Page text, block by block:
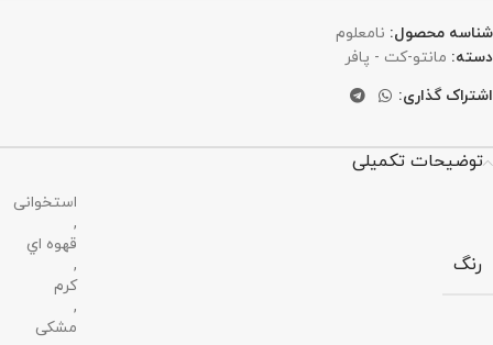
شناسه محصول: نامعلوم
دسته: مانتو-کت - پافر
اشتراک گذاری:
توضیحات تکمیلی
رنگ
استخوانی
,
قهوه اي
,
کرم
,
مشکی